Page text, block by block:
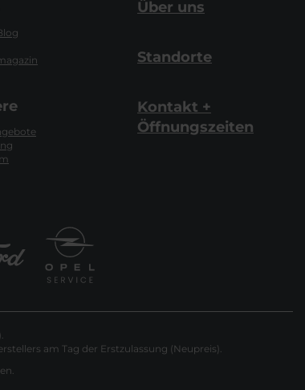
Über uns
Standorte
Kontakt +
Öffnungszeiten
am Tag der Erstzulassung (Neupreis).